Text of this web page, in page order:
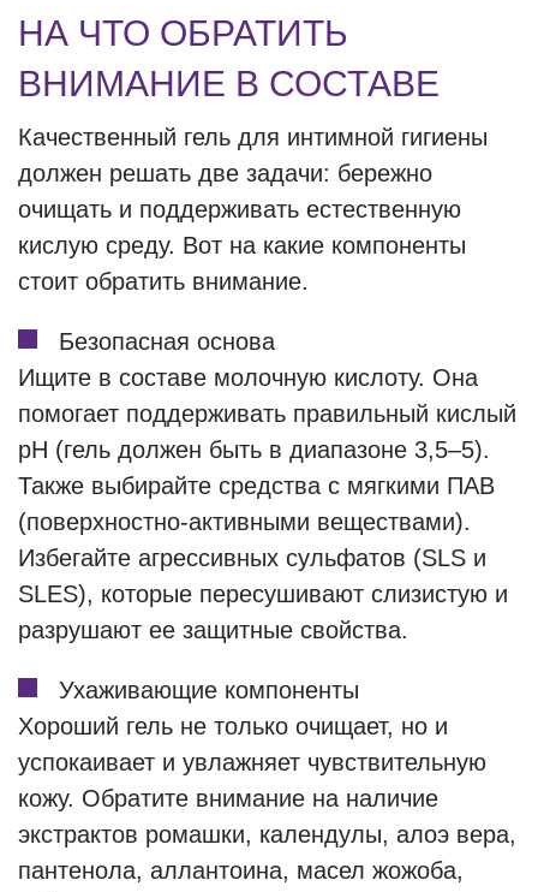
НА ЧТО ОБРАТИТЬ
ВНИМАНИЕ В СОСТАВЕ
Качественный гель для интимной гигиены
должен решать две задачи: бережно
очищать и поддерживать естественную
кислую среду. Вот на какие компоненты
стоит обратить внимание.
Безопасная основа
Ищите в составе молочную кислоту. Она
помогает поддерживать правильный кислый
pH (гель должен быть в диапазоне 3,5–5).
Также выбирайте средства с мягкими ПАВ
(поверхностно-активными веществами).
Избегайте агрессивных сульфатов (SLS и
SLES), которые пересушивают слизистую и
разрушают ее защитные свойства.
Ухаживающие компоненты
Хороший гель не только очищает, но и
успокаивает и увлажняет чувствительную
кожу. Обратите внимание на наличие
экстрактов ромашки, календулы, алоэ вера,
пантенола, аллантоина, масел жожоба,